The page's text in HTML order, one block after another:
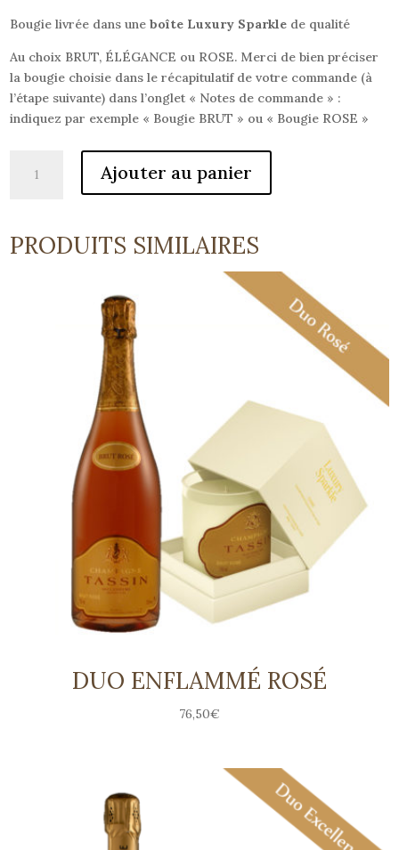
Bougie livrée dans uneboîte Luxury Sparkle de qualité
Au choix BRUT, ÉLÉGANCE ou ROSE. Merci de bien préciser
la bougie choisie dans le récapitulatif de votre commande (à
l’étape suivante) dans l’onglet « Notes de commande » :
indiquez par exemple « Bougie BRUT » ou « Bougie ROSE »
Ajouter au panier
PRODUITS SIMILAIRES
DUO ENFLAMMÉ ROSÉ
76,50€